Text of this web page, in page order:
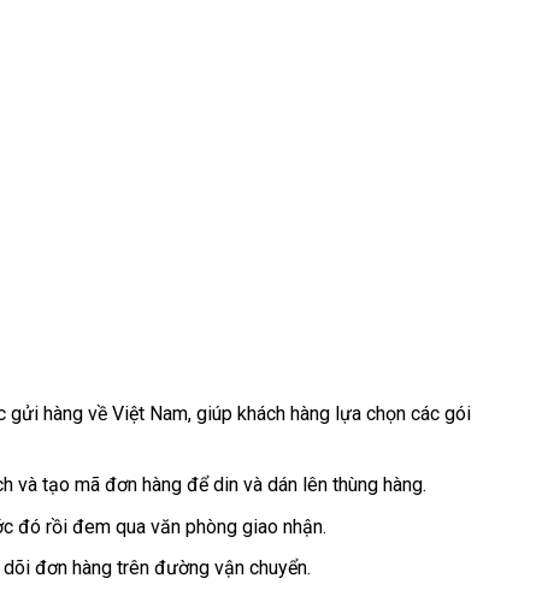
hàng về Việt Nam, giúp khách hàng lựa chọn các gói
tạo mã đơn hàng để din và dán lên thùng hàng.
đó rồi đem qua văn phòng giao nhận.
đơn hàng trên đường vận chuyển.